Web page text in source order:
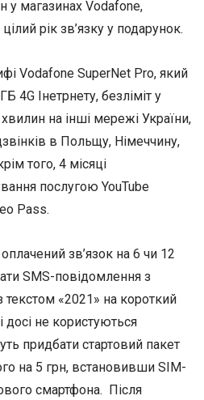
у магазинах Vodafone,
рік зв’язку у подарунок.
Vodafone SuperNet Pro, який
4G Інетрнету, безліміт у
на інші мережі України,
в Польщу, Німеччину,
того, 4 місяці
послугою YouTube
Pass.
зв’язок на 6 чи 12
SMS-повідомлення з
«2021» на короткий
досі не користуються
придбати стартовий пакет
на 5 грн, встановивши SIM-
смартфона. Після